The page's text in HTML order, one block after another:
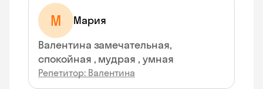
М
Мария
Валентина замечательная,
спокойная , мудрая , умная
Репетитор: Валентина